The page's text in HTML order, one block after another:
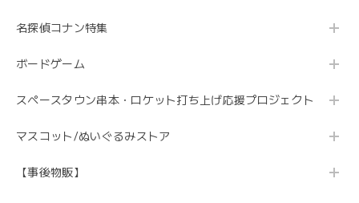
名探偵コナン特集
ボードゲーム
スペースタウン串本・ロケット打ち上げ応援プロジェクト
マスコット/ぬいぐるみストア
【事後物販】